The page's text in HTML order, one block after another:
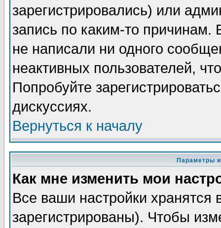
зарегистрировались) или
запись по каким-то
не написали ни одного
неактивных пользователей,
Попробуйте
дискуссиях.
Вернуться к началу
Параметры
Как мне изменить мои
Все ваши настройки
зарегистрированы). Чтобы